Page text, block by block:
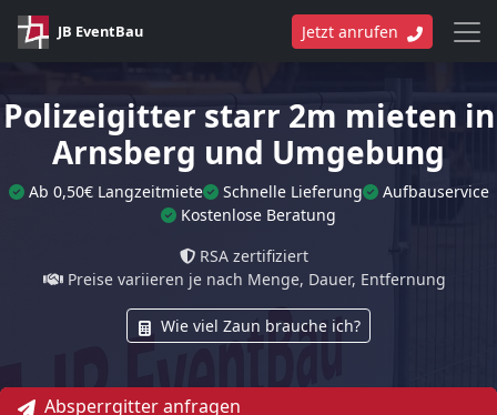
JB EventBau Jetzt anrufen
Polizeigitter starr 2m mieten in
Arnsberg und Umgebung
Ab 0,50€ Langzeitmiete Schnelle Lieferung
Aufbauservice
Kostenlose Beratung
RSA zertifiziert
Preise variieren je nach Menge, Dauer, Entfernung
Wie viel Zaun brauche ich?
Absperrgitter anfragen